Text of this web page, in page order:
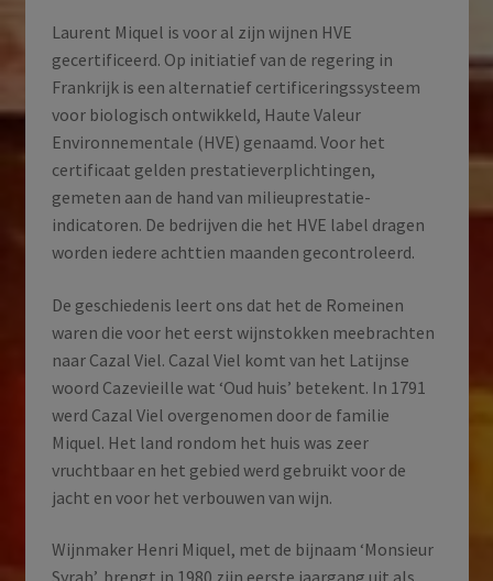
Laurent Miquel is voor al zijn wijnen HVE
gecertificeerd. Op initiatief van de regering in
Frankrijk is een alternatief certificeringssysteem
voor biologisch ontwikkeld, Haute Valeur
Environnementale (HVE) genaamd. Voor het
certificaat gelden prestatieverplichtingen,
gemeten aan de hand van milieuprestatie-
indicatoren. De bedrijven die het HVE label dragen
worden iedere achttien maanden gecontroleerd.
De geschiedenis leert ons dat het de Romeinen
waren die voor het eerst wijnstokken meebrachten
naar Cazal Viel. Cazal Viel komt van het Latijnse
woord Cazevieille wat ‘Oud huis’ betekent. In 1791
werd Cazal Viel overgenomen door de familie
Miquel. Het land rondom het huis was zeer
vruchtbaar en het gebied werd gebruikt voor de
jacht en voor het verbouwen van wijn.
Wijnmaker Henri Miquel, met de bijnaam ‘Monsieur